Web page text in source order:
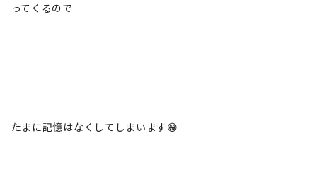
ってくるので
たまに記憶はなくしてしまいます😁